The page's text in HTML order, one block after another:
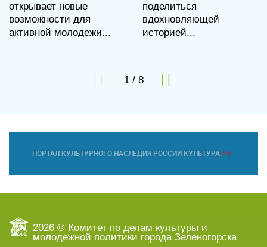
открывает новые
возможности для
активной молодежи...
поделиться
вдохновляющей
историей...
1/ 8
2026 © Комитет по делам культуры и
молодежной политики города Зеленогорска